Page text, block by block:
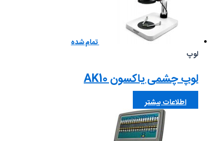
تمام شده
لوپ
لوپ چشمی یاکسون AK10
اطلاعات بیشتر